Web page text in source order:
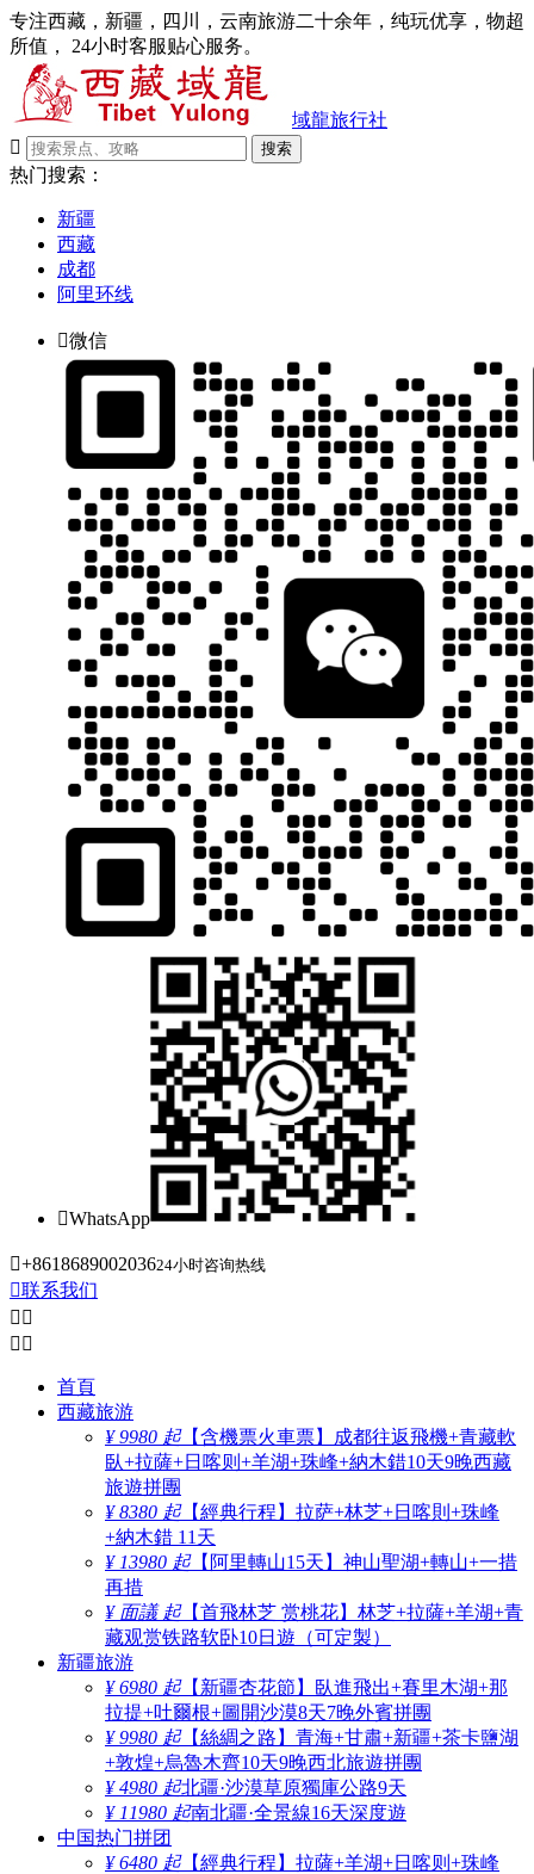
专注西藏，新疆，四川，云南旅游二十余年，纯玩优享，物超
所值， 24小时客服贴心服务。
域龍旅行社

搜索
热门搜索：
新疆
西藏
成都
阿里环线
微信
WhatsApp
+861868900203624小时咨询热线
联系我们
 
 
首頁
西藏旅游
¥ 9980 起【含機票火車票】成都往返飛機+青藏軟
臥+拉薩+日喀则+羊湖+珠峰+納木錯10天9晚西藏
旅遊拼團
¥ 8380 起【經典行程】拉萨+林芝+日喀則+珠峰
+納木錯 11天
¥ 13980 起【阿里轉山15天】神山聖湖+轉山+一措
再措
¥ 面議 起【首飛林芝 赏桃花】林芝+拉薩+羊湖+青
藏观赏铁路软卧10日遊（可定製）
新疆旅游
¥ 6980 起【新疆杏花節】臥進飛出+賽里木湖+那
拉提+吐爾根+圖開沙漠8天7晚外賓拼團
¥ 9980 起【絲綢之路】青海+甘肅+新疆+茶卡鹽湖
+敦煌+烏魯木齊10天9晚西北旅遊拼團
¥ 4980 起北疆·沙漠草原獨庫公路9天
¥ 11980 起南北疆·全景線16天深度遊
中国热门拼团
¥ 6480 起【經典行程】拉薩+羊湖+日喀则+珠峰